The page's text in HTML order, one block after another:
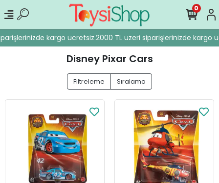
kargo ücretsiz.2000 TL üzeri siparişlerinizde kargo
0
Disney Pixar Cars
Filtreleme Sıralama